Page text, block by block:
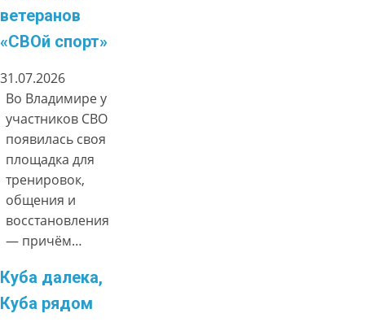
ветеранов
«СВОй спорт»
31.07.2026
Во Владимире у
участников СВО
появилась своя
площадка для
тренировок,
общения и
восстановления
— причём…
Куба далека,
Куба рядом